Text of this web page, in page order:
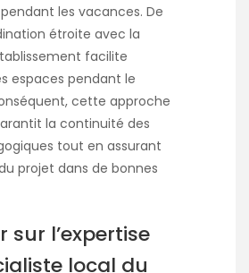
les vacances. De
étroite avec la
facilite
espaces pendant le
cette approche
la continuité des
tout en assurant
projet dans de bonnes
sur l’expertise
local du